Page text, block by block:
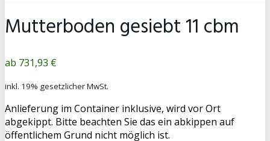
Mutterboden gesiebt 11 cbm
Produktpreis
731,93 €
inkl. 19% gesetzlicher MwSt.
Anlieferung im Container inklusive, wird vor Ort
abgekippt. Bitte beachten Sie das ein abkippen auf
öffentlichem Grund nicht möglich ist.